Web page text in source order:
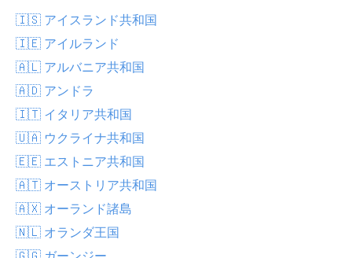
🇮🇸 アイスランド共和国
🇮🇪 アイルランド
🇦🇱 アルバニア共和国
🇦🇩 アンドラ
🇮🇹 イタリア共和国
🇺🇦 ウクライナ共和国
🇪🇪 エストニア共和国
🇦🇹 オーストリア共和国
🇦🇽 オーランド諸島
🇳🇱 オランダ王国